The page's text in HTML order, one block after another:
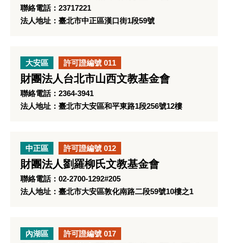
聯絡電話：23717221
法人地址：臺北市中正區漢口街1段59號
大安區 許可證編號 011
財團法人台北市山西文教基金會
聯絡電話：2364-3941
法人地址：臺北市大安區和平東路1段256號12樓
中正區 許可證編號 012
財團法人劉羅柳氏文教基金會
聯絡電話：02-2700-1292#205
法人地址：臺北市大安區敦化南路二段59號10樓之1
內湖區 許可證編號 017